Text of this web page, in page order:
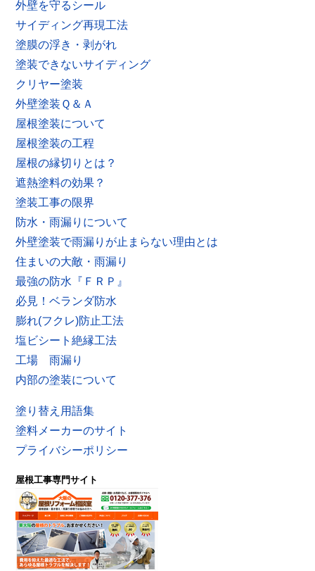
外壁を守るシール
サイディング再現工法
塗膜の浮き・剥がれ
塗装できないサイディング
クリヤー塗装
外壁塗装Ｑ＆Ａ
屋根塗装について
屋根塗装の工程
屋根の縁切りとは？
遮熱塗料の効果？
塗装工事の限界
防水・雨漏りについて
外壁塗装で雨漏りが止まらない理由とは
住まいの大敵・雨漏り
最強の防水『ＦＲＰ』
必見！ベランダ防水
膨れ(フクレ)防止工法
塩ビシート絶縁工法
工場 雨漏り
内部の塗装について
塗り替え用語集
塗料メーカーのサイト
プライバシーポリシー
屋根工事専門サイト